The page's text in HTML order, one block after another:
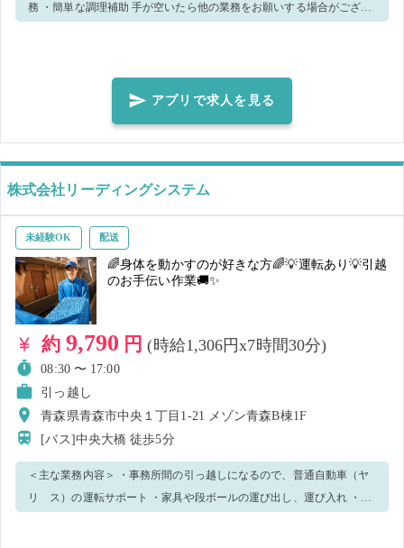
務 ・簡単な調理補助 手が空いたら他の業務をお願いする場合がござい
は7割引き！(現金にて負担)メニューから好きな商品をお選びくださ
アプリで求人を見る
株式会社リーディングシステム
未経験OK 配送
🌈身体を動かすのが好きな方🌈💡運転あり💡引越
のお手伝い作業🚚✨
約 9,790 円(時給1,306円x7時間30分)
08:30 〜 17:00
引っ越し
青森県青森市中央１丁目1-21 メゾン青森B棟1F
[バス]中央大橋徒歩5分
＜主な業務内容＞ ・事務所間の引っ越しになるので、普通自動車（ヤ
リ ス）の運転サポート ・家具や段ボールの運び出し、運び入れ ・荷